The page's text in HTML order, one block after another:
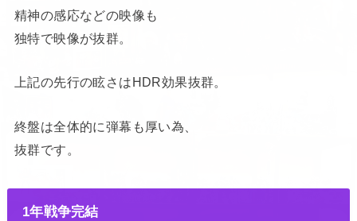
精神の感応などの映像も
独特で映像が抜群。
上記の先行の眩さはHDR効果抜群。
終盤は全体的に弾幕も厚い為、
抜群です。
1年戦争完結